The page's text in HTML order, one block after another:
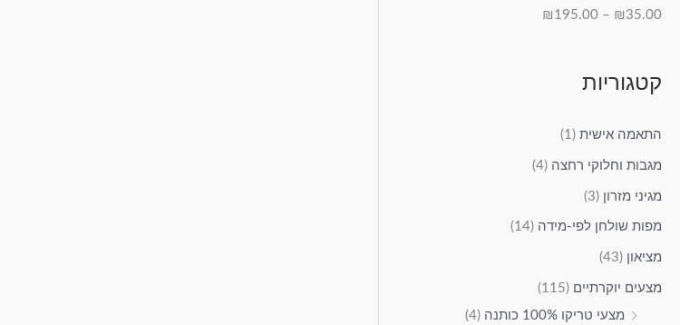
₪ 35.00
–
₪ 195.00
קטגוריות
התאמה אישית (1)
מגבות וחלוקי רחצה (4)
מגיני מזרון (3)
מפות שולחן לפי-מידה (14)
מציאון (43)
מצעים יוקרתיים (115)
מצעי טריקו 100% כותנה
(4)